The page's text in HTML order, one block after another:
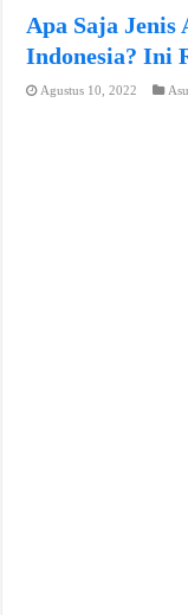
Apa Saja Jenis
Indonesia? Ini
Agustus 10, 2022